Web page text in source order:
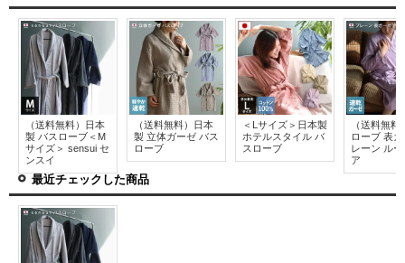
（送料無料）日本
製 バスローブ＜M
サイズ＞ sensui セ
ンスイ
（送料無料）日本
製 立体ガーゼ バス
ローブ
＜Lサイズ＞日本製
ホテルスタイル バ
スローブ
（送料無料
ローブ 表
レーン ル
ア
最近チェックした商品